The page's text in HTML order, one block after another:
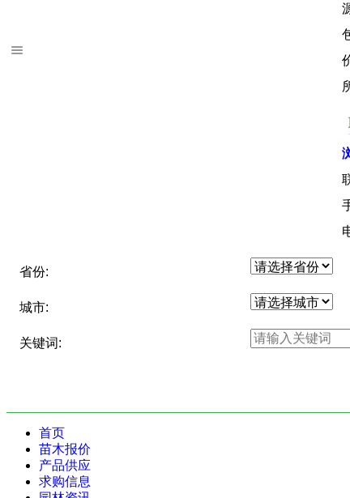
省份:
城市:
关键词:
首页
苗木报价
产品供应
求购信息